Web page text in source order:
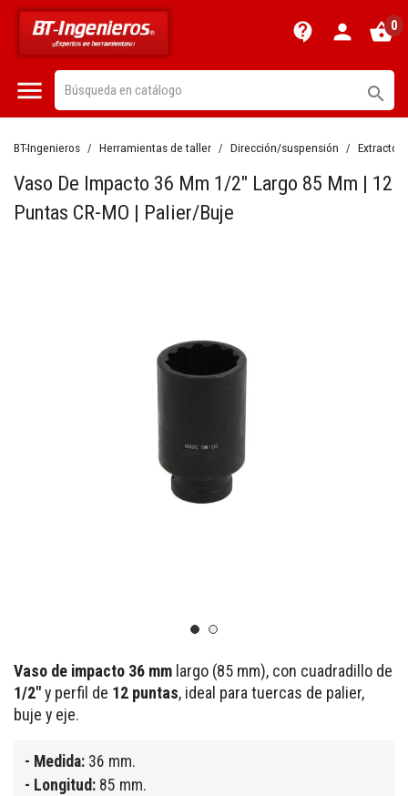
contact_support person shopping_basket0
 
BT-Ingenieros Herramientas de taller Dirección/suspensión
Vaso De Impacto 36 Mm 1/2" Largo 85 Mm | 12
Puntas CR-MO | Palier/Buje
Vaso de impacto 36 mm largo (85 mm), con cuadradillo de
1/2"y perfil de 12 puntas, ideal para tuercas de palier,
buje y eje.
- Medida: 36 mm.
- Longitud: 85 mm.